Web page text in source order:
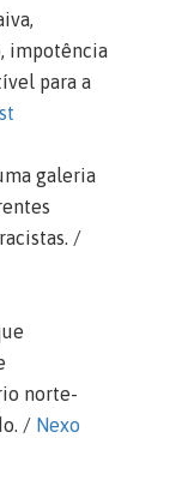
impotência
para a
galeria
/
norte-
/ Nexo